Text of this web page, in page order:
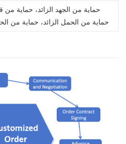
حماية من الجهد الزائد، حماية من
حماية من الحمل الزائد، حماية من